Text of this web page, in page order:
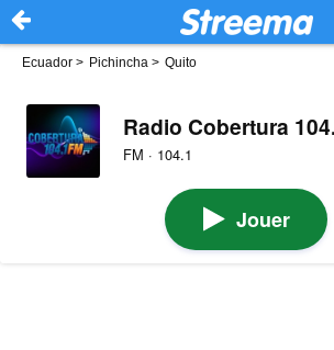
Ecuador > Pichincha > Quito
Radio Cobertura
FM · 104.1
Jouer